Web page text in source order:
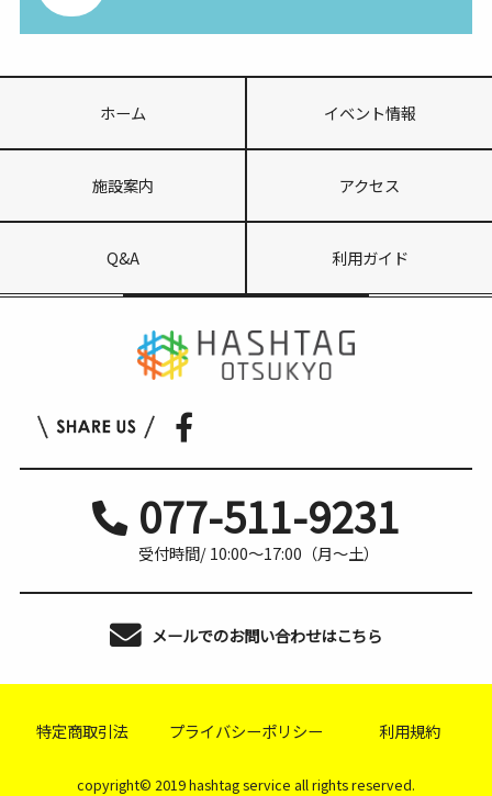
ホーム イベント情報
施設案内 アクセス
Q&A 利用ガイド
077-511-9231
受付時間/ 10:00〜17:00（月〜土）
メールでのお問い合わせはこちら
特定商取引法 プライバシーポリシー 利用規約
copyright© 2019 hashtag service all rights reserved.